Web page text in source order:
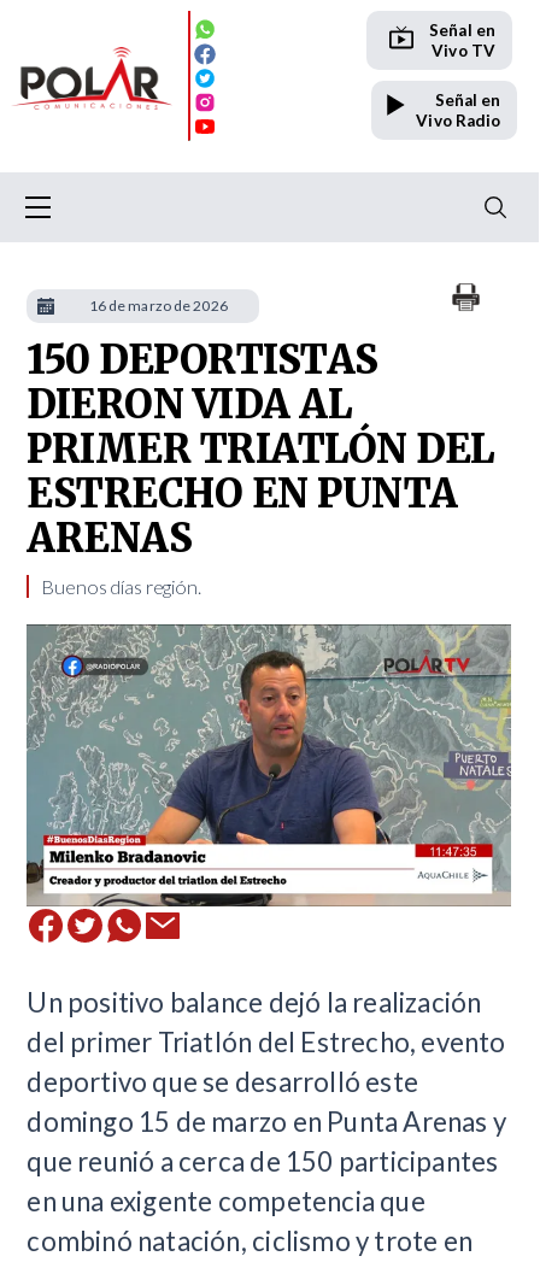
Señal en
Vivo TV
Señal en
Vivo Radio
150 DEPORTISTAS
DIERON VIDA AL
PRIMER TRIATLÓN DEL
ESTRECHO EN PUNTA
ARENAS
Buenos días región.
Un positivo balance dejó la realización
del primer Triatlón del Estrecho, evento
deportivo que se desarrolló este
domingo 15 de marzo en Punta Arenas y
que reunió a cerca de 150 participantes
en una exigente competencia que
combinó natación, ciclismo y trote en
16 de marzo de 2026